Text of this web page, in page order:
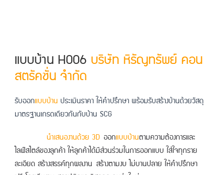
แบบบ้าน H006 บริษัท หิรัญทรัพย์ คอน
สตรัคชั่น จำกัด​
รับออกแบบบ้าน ประเมินราคา ให้คำปรึกษา พร้อมรับสร้างบ้านด้วยวัสดุ
มาตรฐานเกรดเดียวกันกับบ้าน SCG
นำเสนองานด้วย 3D ออกแบบบ้านตามความต้องการและ
ไลฟ์สไตล์ของลูกค้า ให้ลูกค้าได้มีส่วนร่วมในการออกแบบ ใส่ใจทุกราย
ละเอียด สร้างสรรค์ทุกผลงาน สร้างตามงบ ไม่บานปลาย ให้คำปรึกษา